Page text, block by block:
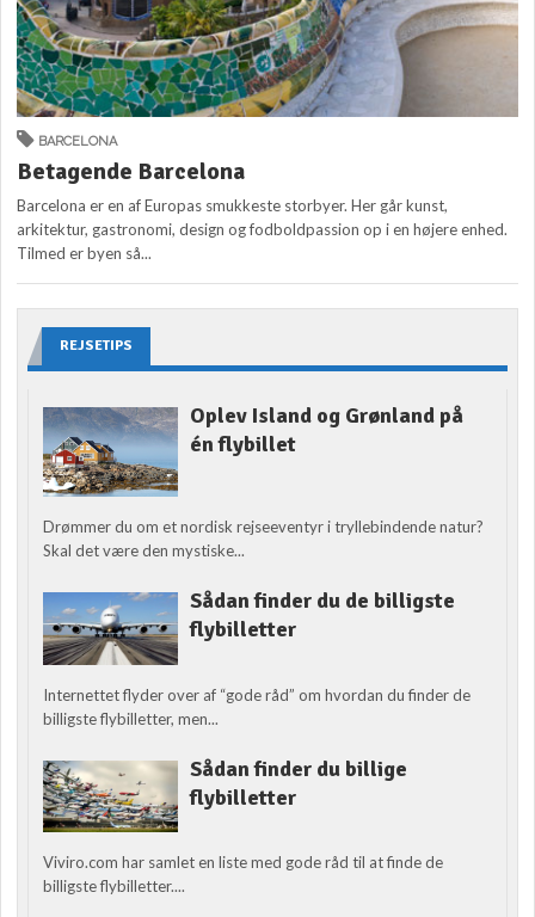
BARCELONA
Betagende Barcelona
Barcelona er en af Europas smukkeste storbyer. Her går kunst,
arkitektur, gastronomi, design og fodboldpassion op i en højere enhed.
Tilmed er byen så...
REJSETIPS
Oplev Island og Grønland på
én flybillet
Drømmer du om et nordisk rejseeventyr i tryllebindende natur?
Skal det være den mystiske...
Sådan finder du de billigste
flybilletter
Internettet flyder over af “gode råd” om hvordan du finder de
billigste flybilletter, men...
Sådan finder du billige
flybilletter
Viviro.com har samlet en liste med gode råd til at finde de
billigste flybilletter....